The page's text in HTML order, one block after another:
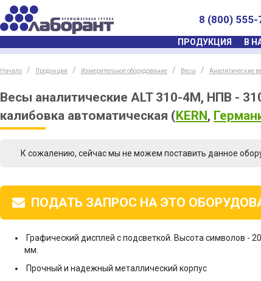
8 (800) 555-
ПРОДУКЦИЯ В
Начало Продукция Измерительное оборудование Весы Аналитические
Весы аналитические ALT 310-4M, НПВ -
калибовка автоматическая (KERN,
К сожалению, сейчас мы не можем поставить данное
ПОДАТЬ ЗАПРОС НА ЭТО
Графический дисплей с подсветкой. Высота символов - 20
мм.
Прочный и надежный металлический корпус